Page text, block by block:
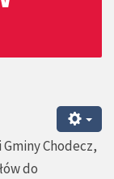
Chodecz,
do